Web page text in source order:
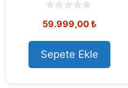
o
t
o
f
5
59.999,00₺
Sepete Ekle